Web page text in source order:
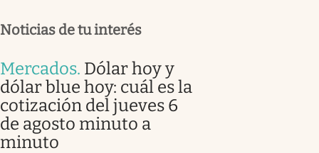
Noticias de tu interés
Mercados. Dólar hoy y
dólar blue hoy: cuál es la
cotización del jueves 6
de agosto minuto a
minuto